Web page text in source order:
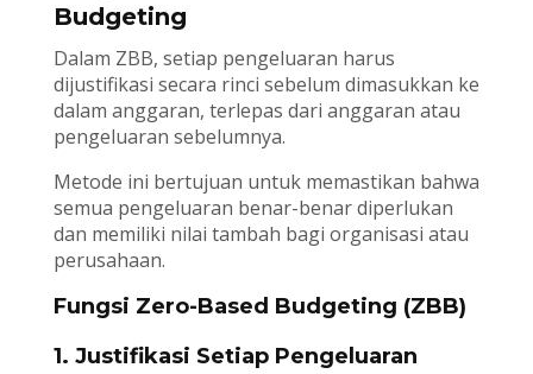
Budgeting
Dalam ZBB, setiap pengeluaran harus
dijustifikasi secara rinci sebelum dimasukkan ke
dalam anggaran, terlepas dari anggaran atau
pengeluaran sebelumnya.
Metode ini bertujuan untuk memastikan bahwa
semua pengeluaran benar-benar diperlukan
dan memiliki nilai tambah bagi organisasi atau
perusahaan.
Fungsi Zero-Based Budgeting (ZBB)
1. Justifikasi Setiap Pengeluaran